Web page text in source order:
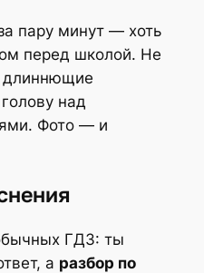
пару минут — хоть
перед школой. Не
длиннющие
над
Фото — и
ГДЗ: ты
а разбор по